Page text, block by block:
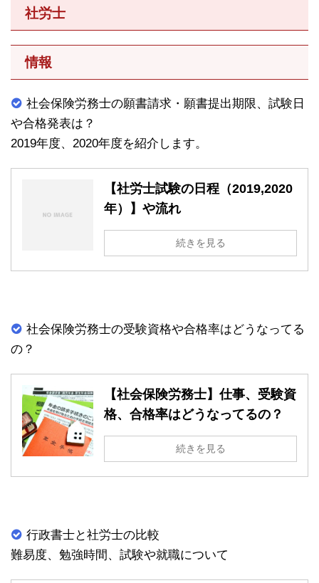
社労士
情報
社会保険労務士の願書請求・願書提出期限、試験日
や合格発表は？
2019年度、2020年度を紹介します。
【社労士試験の日程（2019,2020
年）】や流れ
続きを見る
社会保険労務士の受験資格や合格率はどうなってる
の？
【社会保険労務士】仕事、受験資
格、合格率はどうなってるの？
続きを見る
行政書士と社労士の比較
難易度、勉強時間、試験や就職について